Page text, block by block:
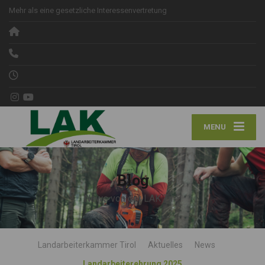
Mehr als eine gesetzliche Interessenvertretung
MENU
Blog
News von der LAK Tirol
Landarbeiterkammer Tirol Aktuelles
News